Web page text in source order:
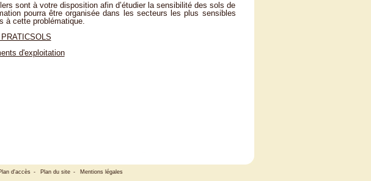
sont à votre disposition afin d’étudier la sensibilité des sols de
pourra être organisée dans les secteurs les plus sensibles
à cette problématique.
d'exploitation
d'accès - Plan du site - Mentions légales